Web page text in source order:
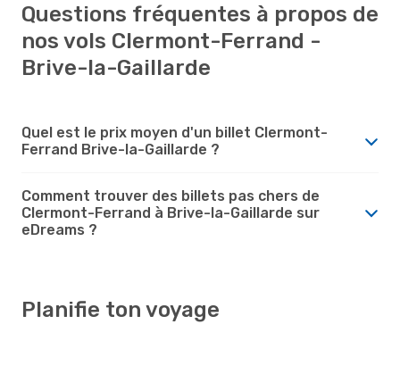
Questions fréquentes à propos de
nos vols Clermont-Ferrand -
Brive-la-Gaillarde
Quel est le prix moyen d'un billet Clermont-
Ferrand Brive-la-Gaillarde ?
Comment trouver des billets pas chers de
Clermont-Ferrand à Brive-la-Gaillarde sur
eDreams ?
Planifie ton voyage